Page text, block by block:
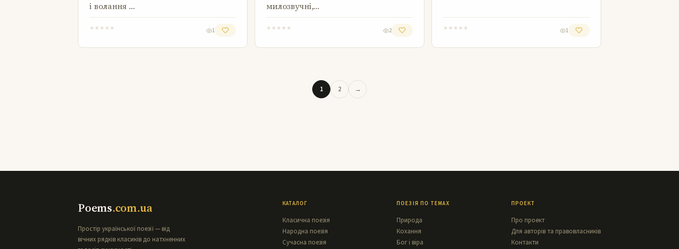
і волання …
★ ★ ★ ★ ★ 1
милозвучні,…
★ ★ ★ ★ ★ 2 ★ ★ ★ ★ ★ 1
1 2 →
Poems.com.ua
Простір української поезії — від
вічних рядків класиків до натхненних
КАТАЛОГ
Класична поезія
Народна поезія
Сучасна поезія
ПОЕЗІЯ ПО ТЕМАХ
Природа
Кохання
Бог і віра
ПРОЕКТ
Про проект
Для авторів та правовласників
Контакти